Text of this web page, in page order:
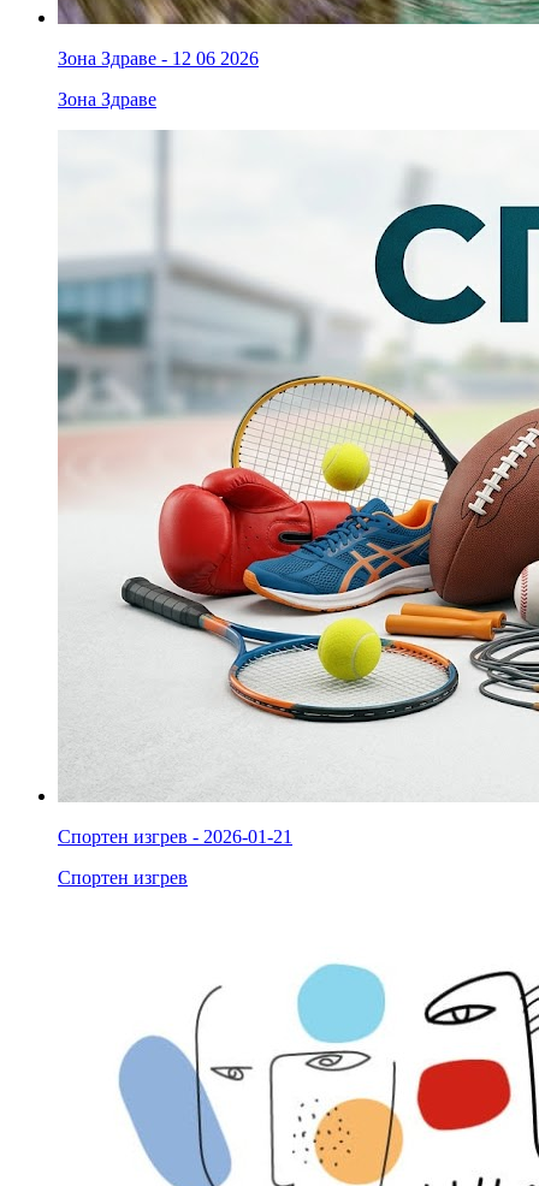
Зона Здраве - 12 06 2026
Зона Здраве
Спортен изгрев - 2026-01-21
Спортен изгрев